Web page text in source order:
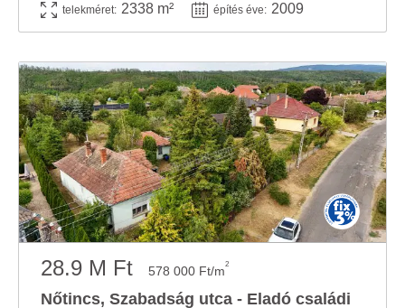
telekméret: 2338 m² építés éve: 2009
28.9 M Ft 578 000 Ft/m2
Nőtincs, Szabadság utca - Eladó családi